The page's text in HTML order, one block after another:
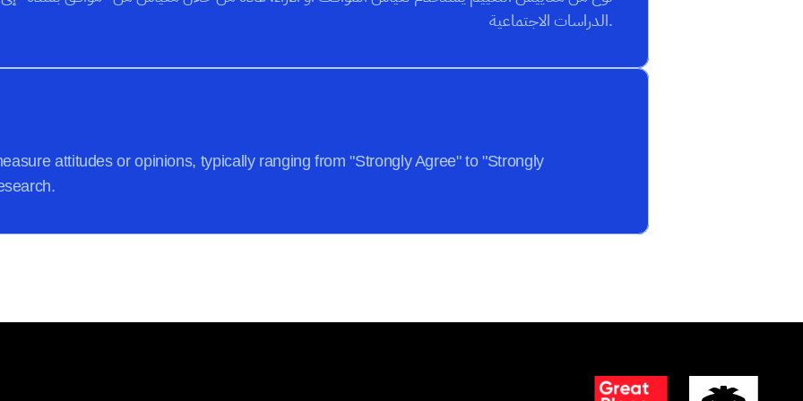
الدراسات الاجتماعية.
attitudes or opinions, typically ranging from "Strongly Agree" to "Strongly